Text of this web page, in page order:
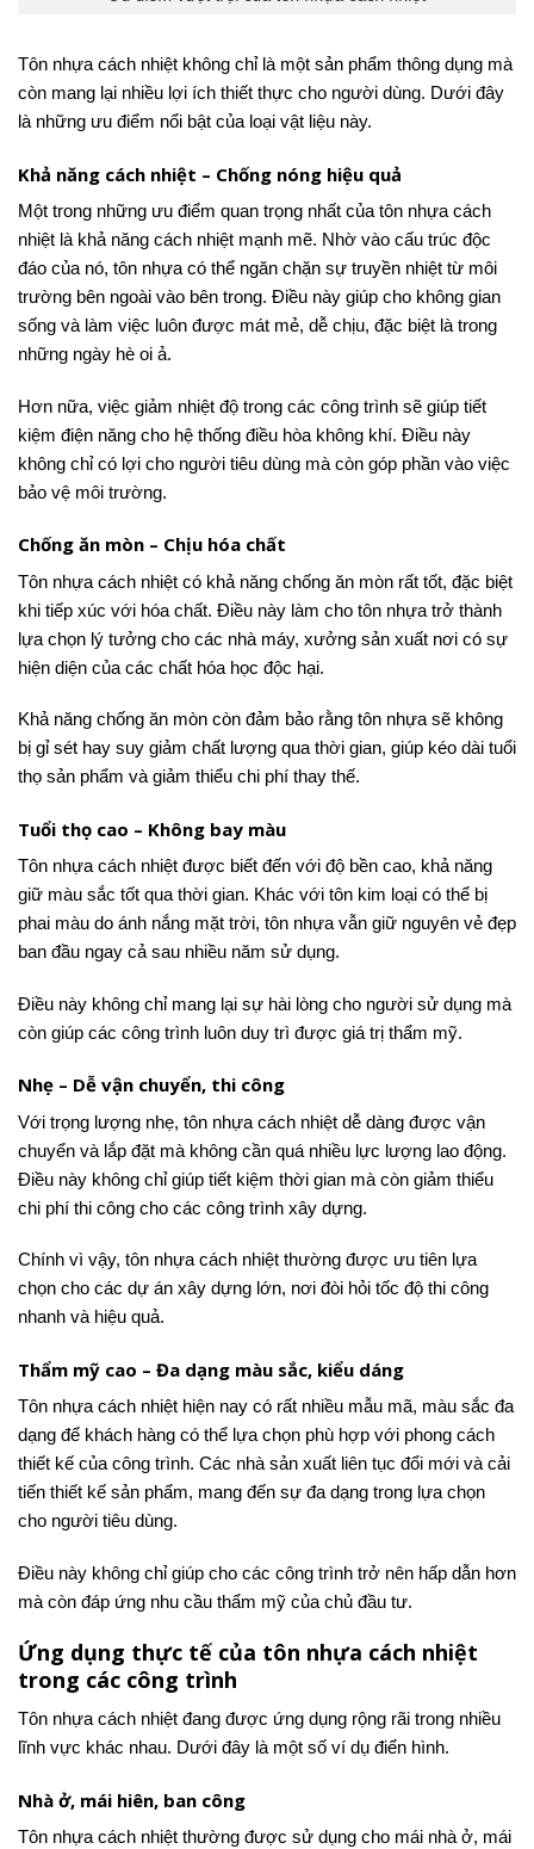
Tôn nhựa cách nhiệt không chỉ là một sản phẩm thông dụng mà
còn mang lại nhiều lợi ích thiết thực cho người dùng. Dưới đây
là những ưu điểm nổi bật của loại vật liệu này.
Khả năng cách nhiệt – Chống nóng hiệu quả
Một trong những ưu điểm quan trọng nhất của tôn nhựa cách
nhiệt là khả năng cách nhiệt mạnh mẽ. Nhờ vào cấu trúc độc
đáo của nó, tôn nhựa có thể ngăn chặn sự truyền nhiệt từ môi
trường bên ngoài vào bên trong. Điều này giúp cho không gian
sống và làm việc luôn được mát mẻ, dễ chịu, đặc biệt là trong
những ngày hè oi ả.
Hơn nữa, việc giảm nhiệt độ trong các công trình sẽ giúp tiết
kiệm điện năng cho hệ thống điều hòa không khí. Điều này
không chỉ có lợi cho người tiêu dùng mà còn góp phần vào việc
bảo vệ môi trường.
Chống ăn mòn – Chịu hóa chất
Tôn nhựa cách nhiệt có khả năng chống ăn mòn rất tốt, đặc biệt
khi tiếp xúc với hóa chất. Điều này làm cho tôn nhựa trở thành
lựa chọn lý tưởng cho các nhà máy, xưởng sản xuất nơi có sự
hiện diện của các chất hóa học độc hại.
Khả năng chống ăn mòn còn đảm bảo rằng tôn nhựa sẽ không
bị gỉ sét hay suy giảm chất lượng qua thời gian, giúp kéo dài tuổi
thọ sản phẩm và giảm thiểu chi phí thay thế.
Tuổi thọ cao – Không bay màu
Tôn nhựa cách nhiệt được biết đến với độ bền cao, khả năng
giữ màu sắc tốt qua thời gian. Khác với tôn kim loại có thể bị
phai màu do ánh nắng mặt trời, tôn nhựa vẫn giữ nguyên vẻ đẹp
ban đầu ngay cả sau nhiều năm sử dụng.
Điều này không chỉ mang lại sự hài lòng cho người sử dụng mà
còn giúp các công trình luôn duy trì được giá trị thẩm mỹ.
Nhẹ – Dễ vận chuyển, thi công
Với trọng lượng nhẹ, tôn nhựa cách nhiệt dễ dàng được vận
chuyển và lắp đặt mà không cần quá nhiều lực lượng lao động.
Điều này không chỉ giúp tiết kiệm thời gian mà còn giảm thiểu
chi phí thi công cho các công trình xây dựng.
Chính vì vậy, tôn nhựa cách nhiệt thường được ưu tiên lựa
chọn cho các dự án xây dựng lớn, nơi đòi hỏi tốc độ thi công
nhanh và hiệu quả.
Thẩm mỹ cao – Đa dạng màu sắc, kiểu dáng
Tôn nhựa cách nhiệt hiện nay có rất nhiều mẫu mã, màu sắc đa
dạng để khách hàng có thể lựa chọn phù hợp với phong cách
thiết kế của công trình. Các nhà sản xuất liên tục đổi mới và cải
tiến thiết kế sản phẩm, mang đến sự đa dạng trong lựa chọn
cho người tiêu dùng.
Điều này không chỉ giúp cho các công trình trở nên hấp dẫn hơn
mà còn đáp ứng nhu cầu thẩm mỹ của chủ đầu tư.
Ứng dụng thực tế của tôn nhựa cách nhiệt
trong các công trình
Tôn nhựa cách nhiệt đang được ứng dụng rộng rãi trong nhiều
lĩnh vực khác nhau. Dưới đây là một số ví dụ điển hình.
Nhà ở, mái hiên, ban công
Tôn nhựa cách nhiệt thường được sử dụng cho mái nhà ở, mái